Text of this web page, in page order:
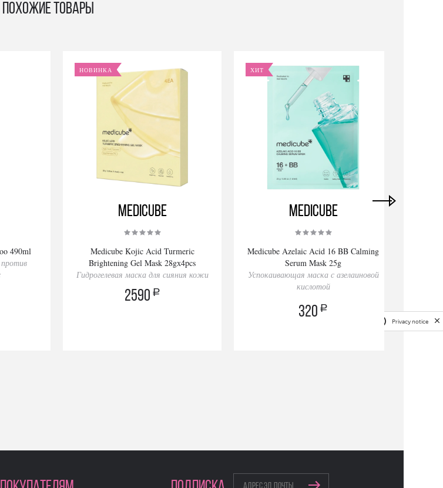
Похожие товары
490ml
НОВИНКА
Medicube
Medicube Kojic Acid Turmeric
Brightening Gel Mask 28gх4pcs
Гидрогелевая маска для сияния кожи
2590 a
ХИТ
Medicube
Medicube Azelaic Acid 16 BB Calming
Serum Mask 25g
Успокаивающая маска с азелаиновой
кислотой
320 a
Privacy notice